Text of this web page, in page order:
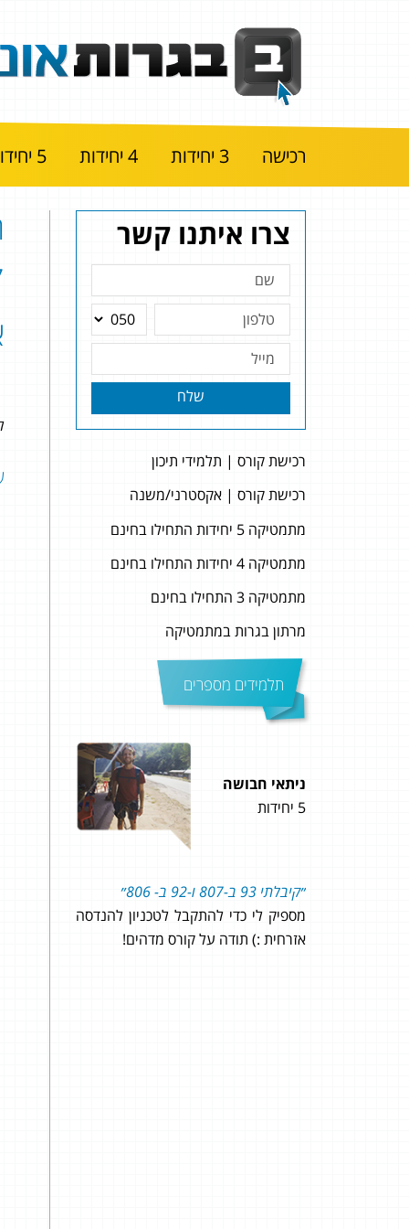
רכישה 3 יחידות 4 יחידות 5 יחידות
צרו איתנו קשר
שלח
רכישת קורס | תלמידי תיכון
רכישת קורס | אקסטרני/משנה
מתמטיקה 5 יחידות התחילו בחינם
מתמטיקה 4 יחידות התחילו בחינם
מתמטיקה 3 התחילו בחינם
מרתון בגרות במתמטיקה
תלמידים מספרים
ניתאי חבושה
5 יחידות
״קיבלתי 93 ב-807 ו-92 ב- 806״
מספיק לי כדי להתקבל לטכניון להנדסה
אזרחית :) תודה על קורס מדהים!